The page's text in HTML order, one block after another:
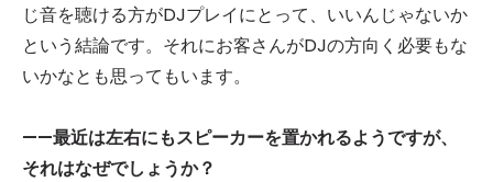
じ音を聴ける方がDJプレイにとって、いいんじゃないか
という結論です。それにお客さんがDJの方向く必要もな
いかなとも思ってもいます。
——最近は左右にもスピーカーを置かれるようですが、
それはなぜでしょうか？